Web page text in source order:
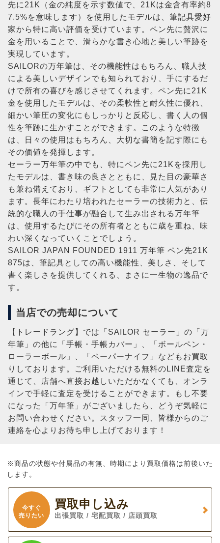
先に21K（金の純度を示す数値で、21Kは金含有率約8
7.5%を意味します）を使用したモデルは、筆記具愛好
家から特に高い評価を受けています。ペン先に贅沢に
金を用いることで、滑らかな書き心地と美しい筆跡を
実現しています。
SAILORの万年筆は、その機能性はもちろん、職人技
による美しいデザインでも知られており、手にするだ
けで所有の喜びを感じさせてくれます。ペン先に21K
金を使用したモデルは、その柔軟性と耐久性に優れ、
細かい筆圧の変化にもしっかりと反応し、書く人の個
性を筆跡に生かすことができます。このような特徴
は、日々の使用はもちろん、大切な書簡を記す際にも
その価値を発揮します。
セーラー万年筆の中でも、特にペン先に21Kを採用し
たモデルは、書き味の良さとともに、見た目の豪華さ
も兼ね備えており、ギフトとしても非常に人気があり
ます。長年にわたり培われたセーラーの技術力と、伝
統的な職人の手仕事が融合して生み出される万年筆
は、使用するたびにその所有者とともに歳を重ね、味
わい深くなっていくことでしょう。
SAILOR JAPAN FOUNDED 1911 万年筆 ペン先21K
875は、筆記具としての高い機能性、美しさ、そして
書く楽しさを提供してくれる、まさに一生物の逸品で
す。
当店での売却について
【トレードラング】では「SAILOR セーラー」の「万
年筆」の他に「手帳・手帳カバー」、「ボールペン・
ローラーボール」、「ペーパーナイフ」などもお買取
りしております。ご利用いただける無料のLINE査定を
通じて、店舗へ直接お越しいただかなくても、オンラ
インで手軽に査定を受けることができます。もし不要
になった「万年筆」がございましたら、どうぞ気軽に
お問い合わせください。スタッフ一同、皆様からのご
連絡を心よりお待ち申し上げております！
※商品の状態や付属品の有無、時期により買取価格は前後いた
します。
今すぐ
売りたい
買取申し込み
出張買取 / 宅配買取 / 店頭買取